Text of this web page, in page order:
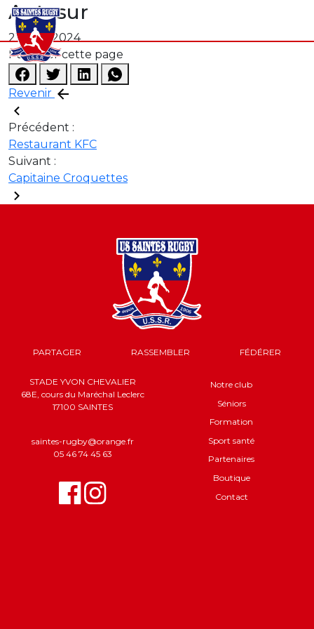
Autosur
21 août 2024
Revenir
Partager cette page
Précédent :
Restaurant KFC
Suivant :
Capitaine Croquettes
PARTAGER RASSEMBLER FÉDÉRER
STADE YVON CHEVALIER
68E, cours du Maréchal Leclerc
17100 SAINTES
saintes-rugby@orange.fr
05 46 74 45 63
Notre club
Séniors
Formation
Sport santé
Partenaires
Boutique
Contact